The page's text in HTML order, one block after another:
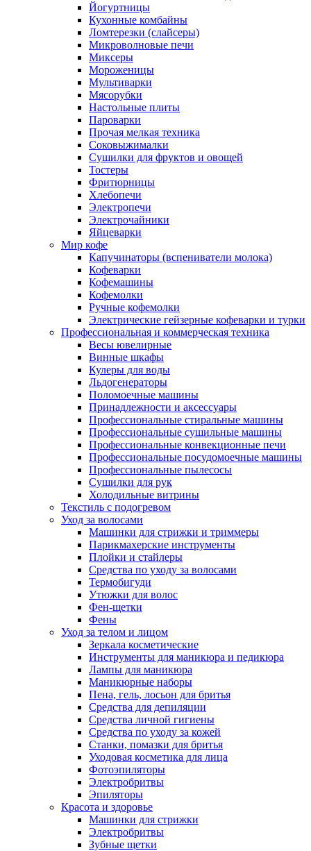
Йогуртницы
Кухонные комбайны
Ломтерезки (слайсеры)
Микроволновые печи
Миксеры
Мороженицы
Мультиварки
Мясорубки
Настольные плиты
Пароварки
Прочая мелкая техника
Соковыжималки
Сушилки для фруктов и овощей
Тостеры
Фритюрницы
Хлебопечи
Электропечи
Электрочайники
Яйцеварки
Мир кофе
Капучинаторы (вспениватели молока)
Кофеварки
Кофемашины
Кофемолки
Ручные кофемолки
Электрические гейзерные кофеварки и турки
Профессиональная и коммерческая техника
Весы ювелирные
Винные шкафы
Кулеры для воды
Льдогенераторы
Поломоечные машины
Принадлежности и аксессуары
Профессиональные стиральные машины
Профессиональные сушильные машины
Профессиональные конвекционные печи
Профессиональные посудомоечные машины
Профессиональные пылесосы
Сушилки для рук
Холодильные витрины
Текстиль с подогревом
Уход за волосами
Машинки для стрижки и триммеры
Парикмахерские инструменты
Плойки и стайлеры
Средства по уходу за волосами
Термобигуди
Утюжки для волос
Фен-щетки
Фены
Уход за телом и лицом
Зеркала косметические
Инструменты для маникюра и педикюра
Лампы для маникюра
Маникюрные наборы
Пена, гель, лосьон для бритья
Средства для депиляции
Средства личной гигиены
Средства по уходу за кожей
Станки, помазки для бритья
Уходовая косметика для лица
Фотоэпиляторы
Электробритвы
Эпиляторы
Красота и здоровье
Машинки для стрижки
Электробритвы
Зубные щетки